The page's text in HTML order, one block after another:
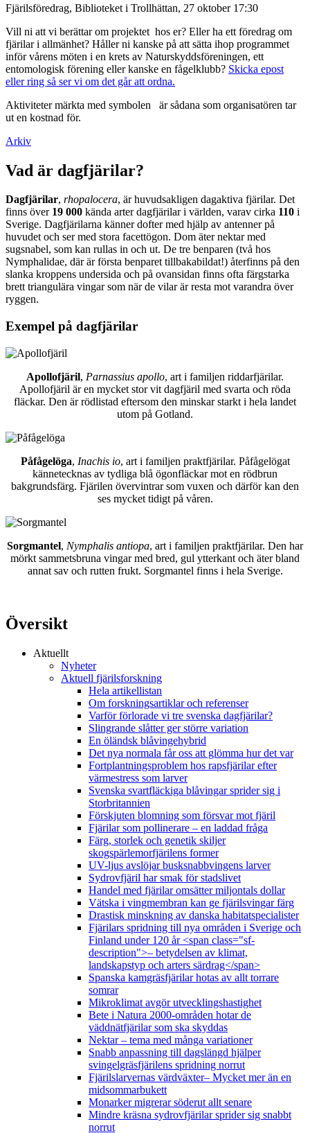
Fjärilsföredrag, Biblioteket i Trollhättan, 27 oktober 17:30
Vill ni att vi berättar om projektet hos er? Eller ha ett föredrag om
fjärilar i allmänhet? Håller ni kanske på att sätta ihop programmet
inför vårens möten i en krets av Naturskyddsföreningen, ett
entomologisk förening eller kanske en fågelklubb? Skicka epost
eller ring så ser vi om det går att ordna.
Aktiviteter märkta med symbolen
är sådana som organisatören tar
ut en kostnad för.
Arkiv
Vad är dagfjärilar?
Dagfjärilar, rhopalocera, är huvudsakligen dagaktiva fjärilar. Det
finns över 19 000 kända arter dagfjärilar i världen, varav cirka 110 i
Sverige. Dagfjärilarna känner dofter med hjälp av antenner på
huvudet och ser med stora facettögon. Dom äter nektar med
sugsnabel, som kan rullas in och ut. De tre benparen (två hos
Nymphalidae, där är första benparet tillbakabildat!) återfinns på den
slanka kroppens undersida och på ovansidan finns ofta färgstarka
brett triangulära vingar som när de vilar är resta mot varandra över
ryggen.
Exempel på dagfjärilar
Apollofjäril, Parnassius apollo, art i familjen riddarfjärilar.
Apollofjäril är en mycket stor vit dagfjäril med svarta och röda
fläckar. Den är rödlistad eftersom den minskar starkt i hela landet
utom på Gotland.
Påfågelöga, Inachis io, art i familjen praktfjärilar. Påfågelögat
kännetecknas av tydliga blå ögonfläckar mot en rödbrun
bakgrundsfärg. Fjärilen övervintrar som vuxen och därför kan den
ses mycket tidigt på våren.
Sorgmantel, Nymphalis antiopa, art i familjen praktfjärilar. Den har
mörkt sammetsbruna vingar med bred, gul ytterkant och äter bland
annat sav och rutten frukt. Sorgmantel finns i hela Sverige.
Översikt
Aktuellt
Nyheter
Aktuell fjärilsforskning
Hela artikellistan
Om forskningsartiklar och referenser
Varför förlorade vi tre svenska dagfjärilar?
Slingrande slåtter ger större variation
En öländsk blåvingehybrid
Det nya normala får oss att glömma hur det var
Fortplantningsproblem hos rapsfjärilar efter
värmestress som larver
Svenska svartfläckiga blåvingar sprider sig i
Storbritannien
Förskjuten blomning som försvar mot fjäril
Fjärilar som pollinerare – en laddad fråga
Färg, storlek och genetik skiljer
skogspärlemorfjärilens former
UV-ljus avslöjar busksnabbvingens larver
Sydrovfjäril har smak för stadslivet
Handel med fjärilar omsätter miljontals dollar
Vätska i vingmembran kan ge fjärilsvingar färg
Drastisk minskning av danska habitatspecialister
Fjärilars spridning till nya områden i Sverige och
Finland under 120 år <span class="sf-
description">– betydelsen av klimat,
landskapstyp och arters särdrag</span>
Spanska kamgräsfjärilar hotas av allt torrare
somrar
Mikroklimat avgör utvecklingshastighet
Bete i Natura 2000-områden hotar de
väddnätfjärilar som ska skyddas
Nektar – tema med många variationer
Snabb anpassning till dagslängd hjälper
svingelgräsfjärilens spridning norrut
Fjärilslarvernas värdväxter– Mycket mer än en
midsommarbukett
Monarker migrerar söderut allt senare
Mindre kräsna sydrovfjärilar sprider sig snabbt
norrut